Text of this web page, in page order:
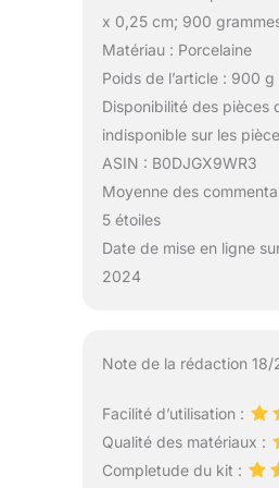
x 0,25 cm; 900
Matériau : Porcelaine
Poids de l’article : 900 g
Disponibilité des pièces
indisponible sur les
ASIN : B0DJGX9WR3
Moyenne des
5 étoiles
Date de mise en ligne
2024
Note de la rédaction 18/
Facilité d’utilisation :
Qualité des matériaux :
Completude du kit :